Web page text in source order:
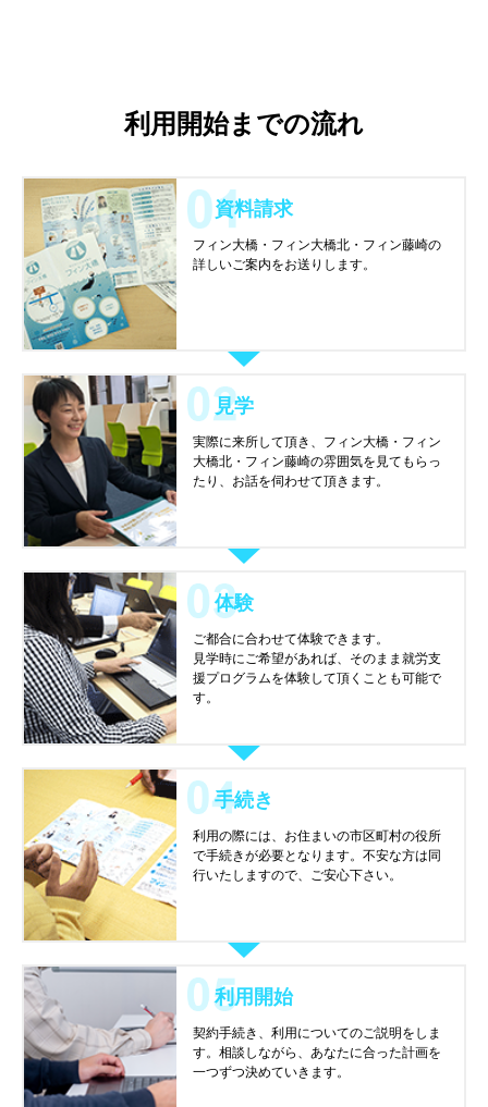
利用開始までの流れ
資料請求
フィン大橋・フィン大橋北・フィン藤崎の
詳しいご案内をお送りします。
見学
実際に来所して頂き、フィン大橋・フィン
大橋北・フィン藤崎の雰囲気を見てもらっ
たり、お話を伺わせて頂きます。
体験
ご都合に合わせて体験できます。
見学時にご希望があれば、そのまま就労支
援プログラムを体験して頂くことも可能で
す。
手続き
利用の際には、お住まいの市区町村の役所
で手続きが必要となります。不安な方は同
行いたしますので、ご安心下さい。
利用開始
契約手続き、利用についてのご説明をしま
す。相談しながら、あなたに合った計画を
一つずつ決めていきます。